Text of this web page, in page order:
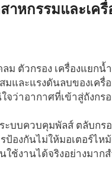
าหกรรมและเค
ม ตัวกรอง เครื่องแยก
ละแรงดันลบของเครื่
ว่าอากาศที่เข้าสู่ถังกร
บบควบคุมพัลส์ ตลับกร
งกันไม่ให้มอเตอร์ไห
งานได้จริงอย่างมาก